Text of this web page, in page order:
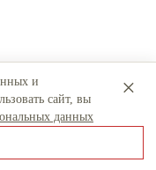
и
сайт, вы
данных
×